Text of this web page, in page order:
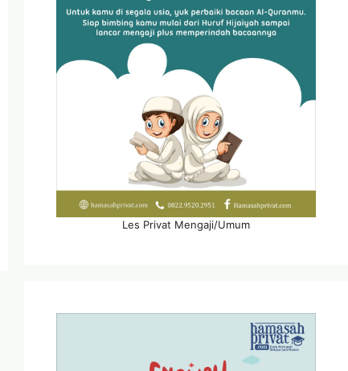
Les Privat Mengaji/Umum